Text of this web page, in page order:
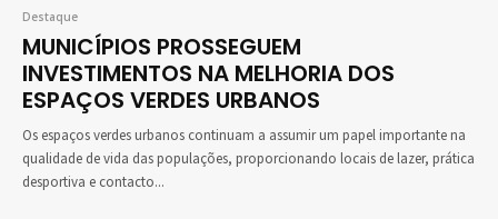
Destaque
MUNICÍPIOS PROSSEGUEM
INVESTIMENTOS NA MELHORIA DOS
ESPAÇOS VERDES URBANOS
Os espaços verdes urbanos continuam a assumir um papel importante na
qualidade de vida das populações, proporcionando locais de lazer, prática
desportiva e contacto...